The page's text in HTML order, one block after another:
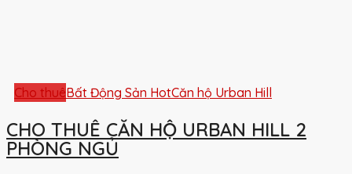
Cho thuêBất Động Sản HotCăn hộ Urban Hill
CHO THUÊ CĂN HỘ URBAN HILL 2
PHÒNG NGỦ